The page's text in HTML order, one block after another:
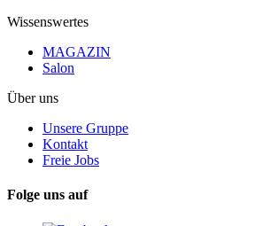
Wissenswertes
MAGAZIN
Salon
Über uns
Unsere Gruppe
Kontakt
Freie Jobs
Folge uns auf